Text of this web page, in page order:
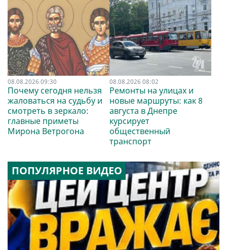
08.08.2026 09:30
Почему сегодня нельзя
жаловаться на судьбу и
смотреть в зеркало:
главные приметы
Мирона Ветрогона
08.08.2026 08:02
Ремонты на улицах и
новые маршруты: как 8
августа в Днепре
курсирует
общественный
транспорт
ПОПУЛЯРНОЕ ВИДЕО